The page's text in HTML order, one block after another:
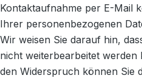
Kontaktaufnahme per E-Mail
Ihrer personenbezogenen
Wir weisen Sie darauf hin,
nicht weiterbearbeitet
den Widerspruch können Sie